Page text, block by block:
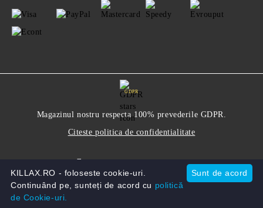
GDPR
Magazinul nostru respecta 100% prevederile GDPR.
Citeste politica de confidentialitate
Sunt de acord
KILLAX.RO - foloseste cookie-uri.
Continuând pe, sunteți de acord cu politică
de Cookie-uri.